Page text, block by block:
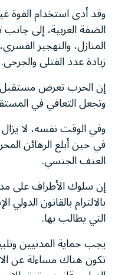
وقد أدى استخدام القوة
الضفة الغربية، إلى
المنازل، والتهجير
زيادة عدد القتلى والجرحى.
إن الحرب تعرض مستقبل
وتجعل التعافي في
في حين أبلغ الرهائن
العنف الجنسي.
إن سلوك الأطراف على
بالالتزام بالقانون الدولي
التي يطالب بها.
يجب حماية المدنيين
تكون هناك مساءلة عن